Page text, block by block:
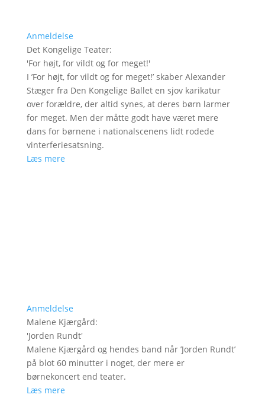
Anmeldelse
Det Kongelige Teater:
'For højt, for vildt og for meget!'
I ’For højt, for vildt og for meget!’ skaber Alexander
Stæger fra Den Kongelige Ballet en sjov karikatur
over forældre, der altid synes, at deres børn larmer
for meget. Men der måtte godt have været mere
dans for børnene i nationalscenens lidt rodede
vinterferiesatsning.
Læs mere
Anmeldelse
Malene Kjærgård:
'Jorden Rundt'
Malene Kjærgård og hendes band når ’Jorden Rundt’
på blot 60 minutter i noget, der mere er
børnekoncert end teater.
Læs mere